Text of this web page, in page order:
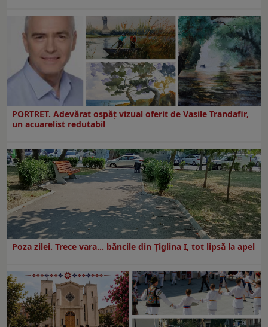
PORTRET. Adevărat ospăț vizual oferit de Vasile Trandafir,
un acuarelist redutabil
Poza zilei. Trece vara… băncile din Ţiglina I, tot lipsă la apel